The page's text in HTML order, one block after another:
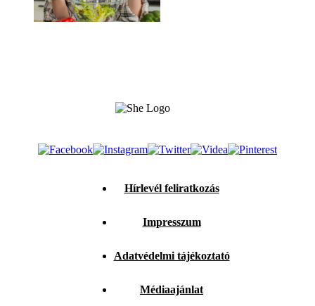
Hírlevél feliratkozás
Impresszum
Adatvédelmi tájékoztató
Médiaajánlat